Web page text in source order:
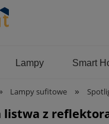
Lampy Smart
Lampy sufitowe »
z